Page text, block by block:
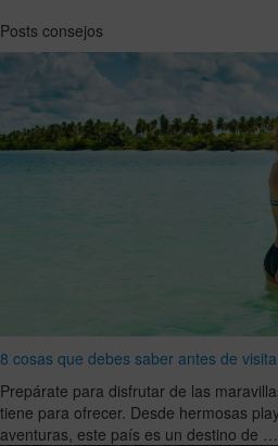
Posts consejos
8 cosas que debes saber antes de
Prepárate para disfrutar de las
tiene para ofrecer. Desde hermosas
aventuras, este país es un destino de …